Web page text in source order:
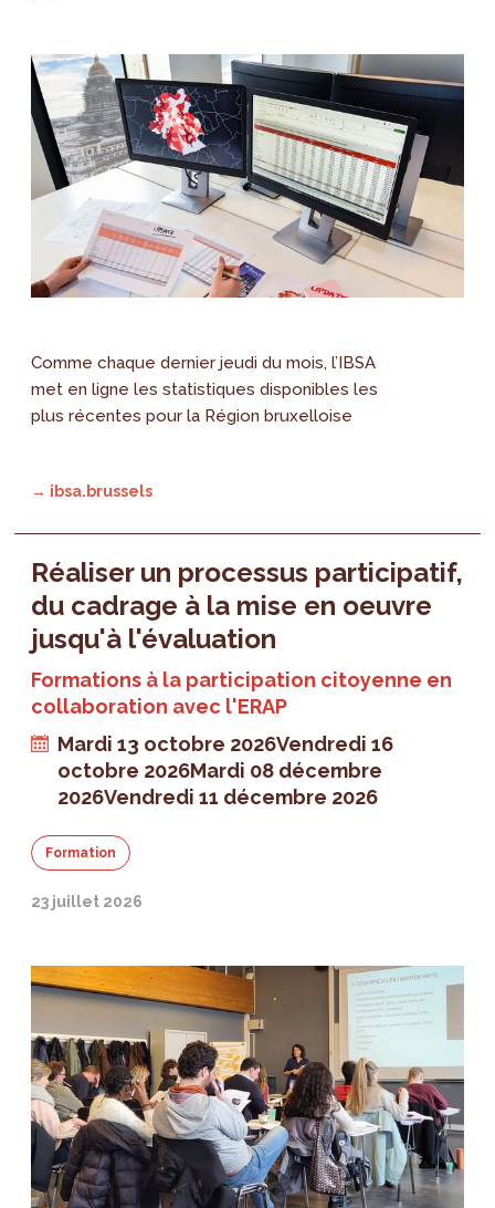
Comme chaque dernier jeudi du mois, l’IBSA
met en ligne les statistiques disponibles les
plus récentes pour la Région bruxelloise
→ ibsa.brussels
Réaliser un processus participatif,
du cadrage à la mise en oeuvre
jusqu'à l'évaluation
Formations à la participation citoyenne en
collaboration avec l'ERAP
Mardi 13 octobre 2026Vendredi 16
octobre 2026Mardi 08 décembre
2026Vendredi 11 décembre 2026
Formation
23 juillet 2026